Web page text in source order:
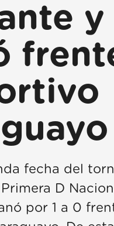
y
fecha del
D
por 1 a 0